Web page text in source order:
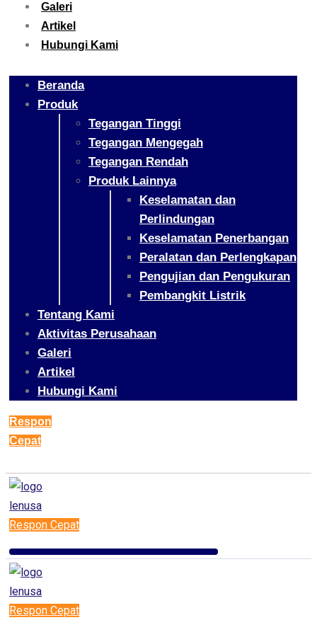
Galeri
Artikel
Hubungi Kami
Beranda
Produk
Tegangan Tinggi
Tegangan Mengegah
Tegangan Rendah
Produk Lainnya
Keselamatan dan
Perlindungan
Keselamatan Penerbangan
Peralatan dan Perlengkapan
Pengujian dan Pengukuran
Pembangkit Listrik
Tentang Kami
Aktivitas Perusahaan
Galeri
Artikel
Hubungi Kami
Respon
Cepat
Respon Cepat
Respon Cepat